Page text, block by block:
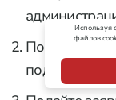
Используя
файлов